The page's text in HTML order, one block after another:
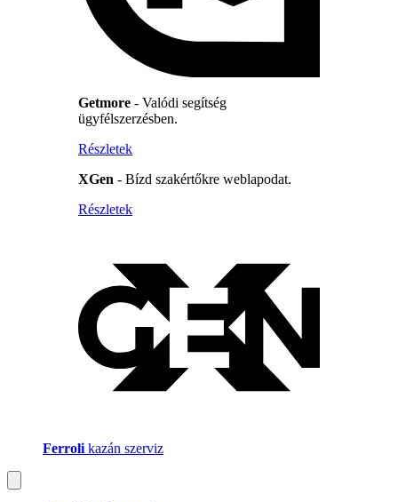
Getmore - Valódi segítség
ügyfélszerzésben.
Részletek
XGen - Bízd szakértőkre weblapodat.
Részletek
Ferroli kazán szerviz